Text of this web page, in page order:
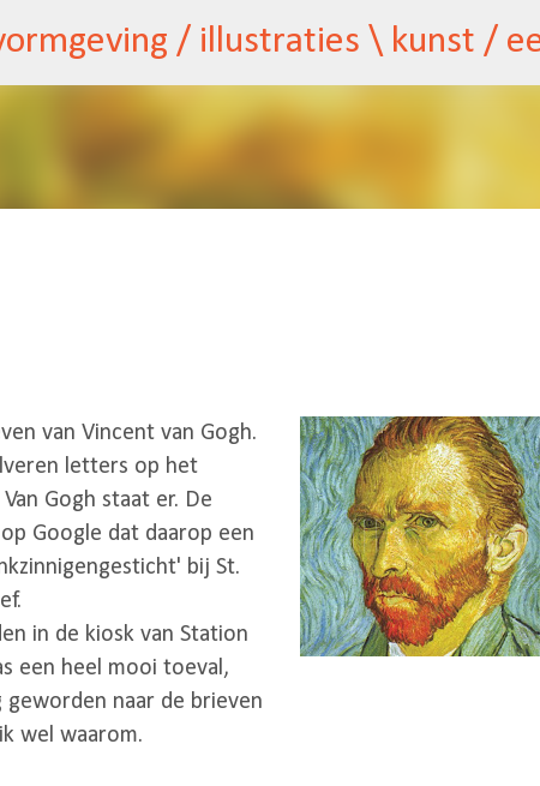
Doorgaan naar hoofdcontent
van Vincent van Gogh.
letters op het
Gogh staat er. De
Google dat daarop een
bij St.
in de kiosk van Station
een heel mooi toeval,
naar de brieven
wel waarom.